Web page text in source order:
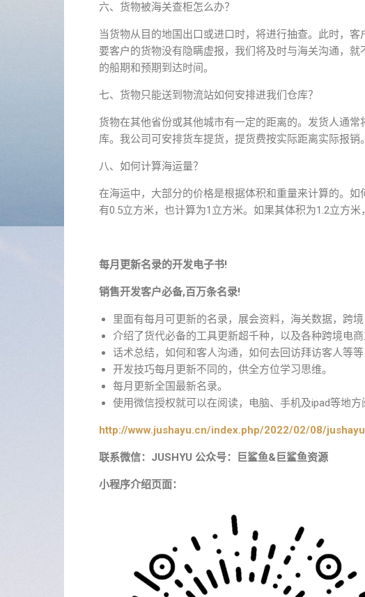
六、货物被海关查柜怎么办？
当货物从目的地国出口或进口时，将进行抽查。此时，
要客户的货物没有隐瞒虚报，我们将及时与海关沟通，
的船期和预期到达时间。
七、货物只能送到物流站如何安排进我们仓库？
货物在其他省份或其他城市有一定的距离的。发货人通
库。我公司可安排货车提货，提货费按实际距离实际报销。
八、如何计算海运量？
在海运中，大部分的价格是根据体积和重量来计算的。
有0.5立方米，也计算为1立方米。如果其体积为1.2立方米
每月更新名录的开发电子书!
销售开发客户必备,百万条名录!
里面有每月可更新的名录，展会资料，海关数据，跨
介绍了货代必备的工具更新超千种，以及各种跨境电商
话术总结，如何和客人沟通，如何去回访拜访客人等等
开发技巧每月更新不同的，供全方位学习思维。
每月更新全国最新名录。
使用微信授权就可以在阅读，电脑、手机及ipad等地方
http://www.jushayu.cn/index.php/2022/02/08/
联系微信：JUSHYU 公众号：巨鲨鱼&巨鲨鱼资源
小程序介绍页面：